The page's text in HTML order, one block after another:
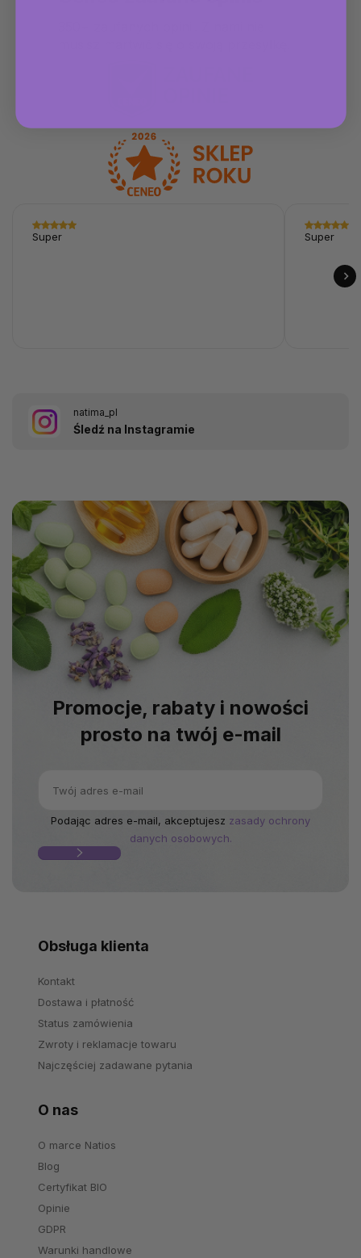
Super Super
natima_pl
Śledź na Instagramie
Promocje, rabaty i nowości
prosto na twój e-mail
Podając adres e-mail, akceptujesz zasady ochrony
danych osobowych.
Obsługa klienta
Kontakt
Dostawa i płatność
Status zamówienia
Zwroty i reklamacje towaru
Najczęściej zadawane pytania
O nas
O marce Natios
Blog
Certyfikat BIO
Opinie
GDPR
Warunki handlowe